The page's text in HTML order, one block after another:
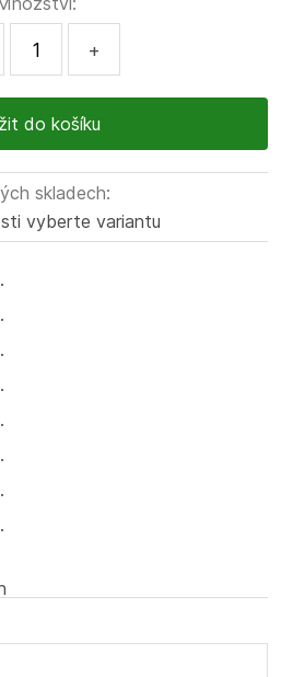
+
skladech:
vyberte variantu